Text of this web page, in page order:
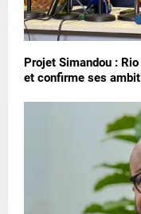
Projet Simandou :
et confirme ses